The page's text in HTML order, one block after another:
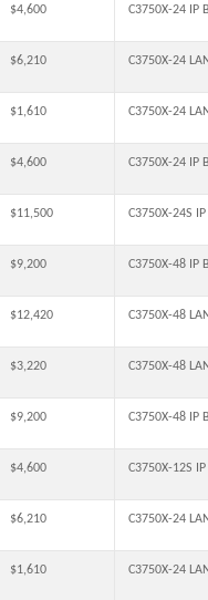
$4,600 C3750X-24 IP
$6,210 C3750X-24
$1,610 C3750X-24
$4,600 C3750X-24 IP
$11,500 C3750X-24S
$9,200 C3750X-48 IP
$12,420 C3750X-48
$3,220 C3750X-48
$9,200 C3750X-48 IP
$4,600 C3750X-12S
$6,210 C3750X-24
$1,610 C3750X-24